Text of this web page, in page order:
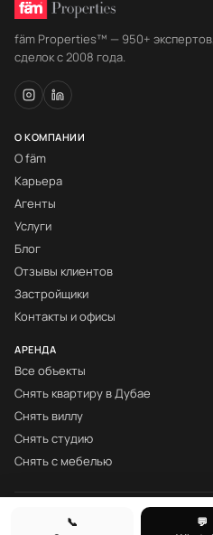
📞
💬
fäm Properties™ — 950+
сделок с 2008 года.
О КОМПАНИИ
О fäm
Карьера
Агенты
Услуги
Блог
Отзывы клиентов
Застройщики
Контакты и офисы
АРЕНДА
Все объекты
Снять квартиру в Дубае
Снять виллу
Снять студию
Снять с мебелью
© fäm Properties™ · ORN 1858 · С 2008